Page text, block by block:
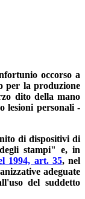
occorso a
per la produzione
dito della mano
lesioni personali -
di dispositivi di
stampi" e, in
1994, art. 35, nel
adeguate
del suddetto